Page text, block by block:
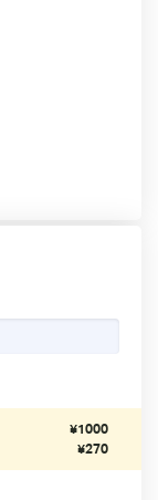
¥1000
¥270